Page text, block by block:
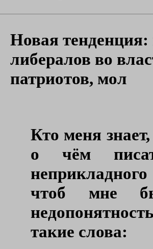
Новая
либералов во
патриотов, мол
Кто меня
о чём
чтоб мне
такие слова: